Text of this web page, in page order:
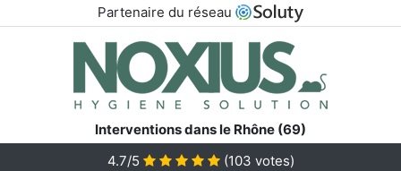
Partenaire du réseau
Interventions dans le Rhône (69)
4.7/5
(103 votes)